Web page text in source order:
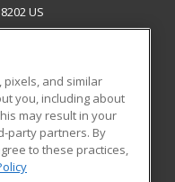
US
Blog
and similar
you, including about
may result in your
party partners. By
to these practices,